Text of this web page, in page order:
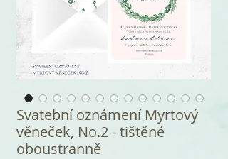
Svatební oznámení Myrtový
věneček, No.2 - tištěné
oboustranně